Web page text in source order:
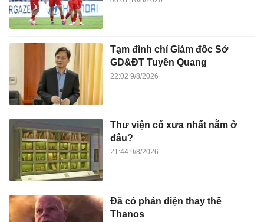
Tạm đình chỉ Giám đốc Sở
GD&ĐT Tuyên Quang
22:02 9/8/2026
Thư viện cổ xưa nhất nằm ở
đâu?
21:44 9/8/2026
Đã có phản diện thay thế
Thanos